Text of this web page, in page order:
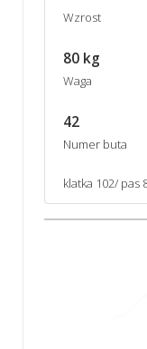
Wzrost
80 kg
Waga
42
Numer buta
klatka 102/ pas